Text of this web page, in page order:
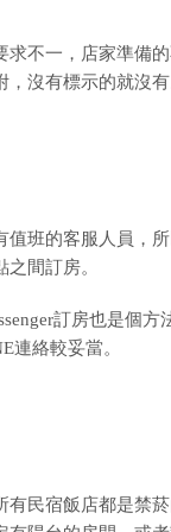
求不一，店家準備
，沒有標示的就沒有
值班的客服人員，
間訂房。
訂房也是個
連絡較妥當。
有民宿飯店都是禁